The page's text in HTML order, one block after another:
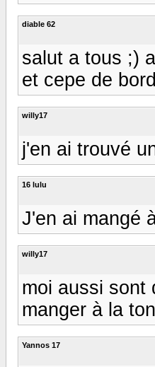
diable 62
salut a tous ;)
et cepe de
willy17
j'en ai trouvé
16 lulu
J'en ai mangé
willy17
moi aussi sont
manger à la
Yannos 17